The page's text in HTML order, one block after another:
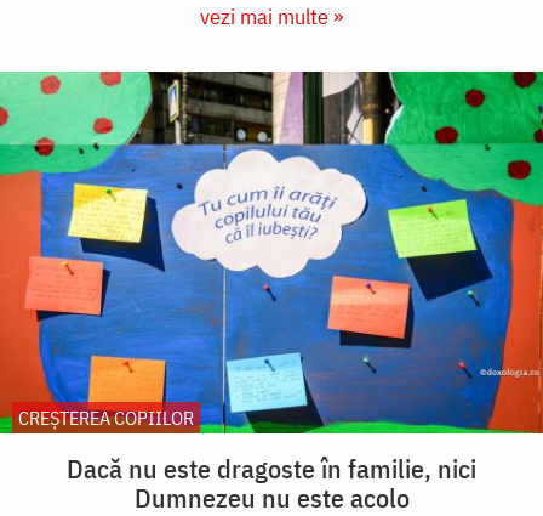
vezi mai multe »
CREŞTEREA COPIILOR
Dacă nu este dragoste în familie, nici
Dumnezeu nu este acolo